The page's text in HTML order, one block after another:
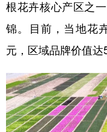
浙江 安
山东 河南
四川 贵
陕西 甘
根花卉核心产区之
锦。目前，当地花
元，区域品牌价值达